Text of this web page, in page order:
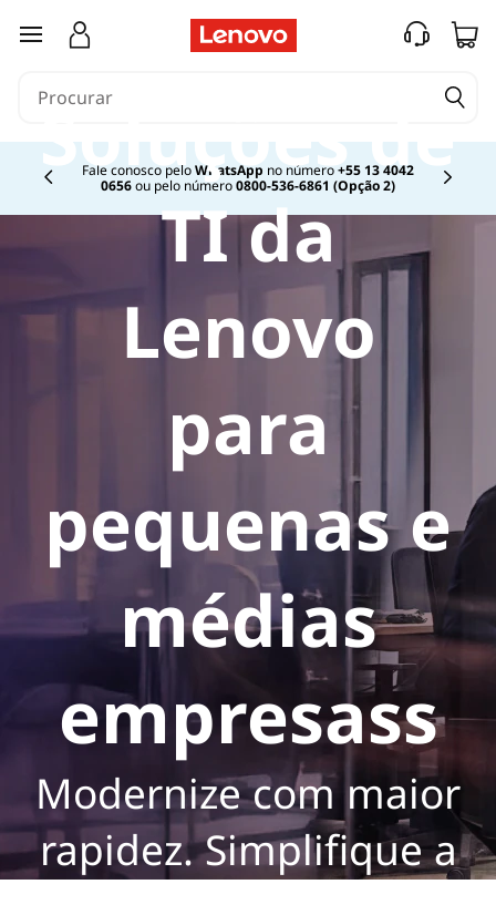
saltar para o conteúdo principal
Fale conosco peloWhatsApp no número+55 13 4042
0656ou pelo número0800-536-6861 (Opção 2)
Currently displaying item 2 of
Soluções de
TI da
Lenovo
para
pequenas e
médias
empresass
Modernize com maior
rapidez. Simplifique a